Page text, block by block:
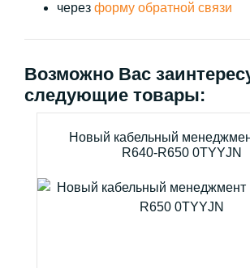
через форму обратной связи
Возможно Вас
следующие товары:
Новый кабельный
R640-R650 0TYYJN